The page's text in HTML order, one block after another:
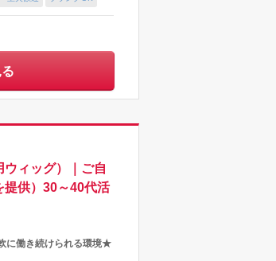
ィッグ）｜ご自
提供）30～40代活
に働き続けられる環境★